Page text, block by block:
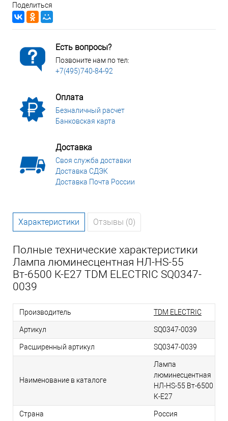
Поделиться
Есть вопросы?
Позвоните нам по тел:
+7(495)740-84-92
Оплата
Безналичный расчет
Банковская карта
Доставка
Своя служба доставки
Доставка СДЭК
Доставка Почта России
Характеристики Отзывы (0)
Полные технические характеристики
Лампа люминесцентная НЛ-HS-55
Вт-6500 К-Е27 TDM ELECTRIC SQ0347-
0039
Производитель TDM ELECTRIC
Артикул SQ0347-0039
Расширенный артикул SQ0347-0039
Наименование в каталоге
Лампа
люминесцентная
НЛ-HS-55 Вт-6500
К-Е27
Страна Россия